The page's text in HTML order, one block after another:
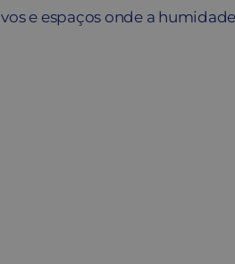
e espaços onde a